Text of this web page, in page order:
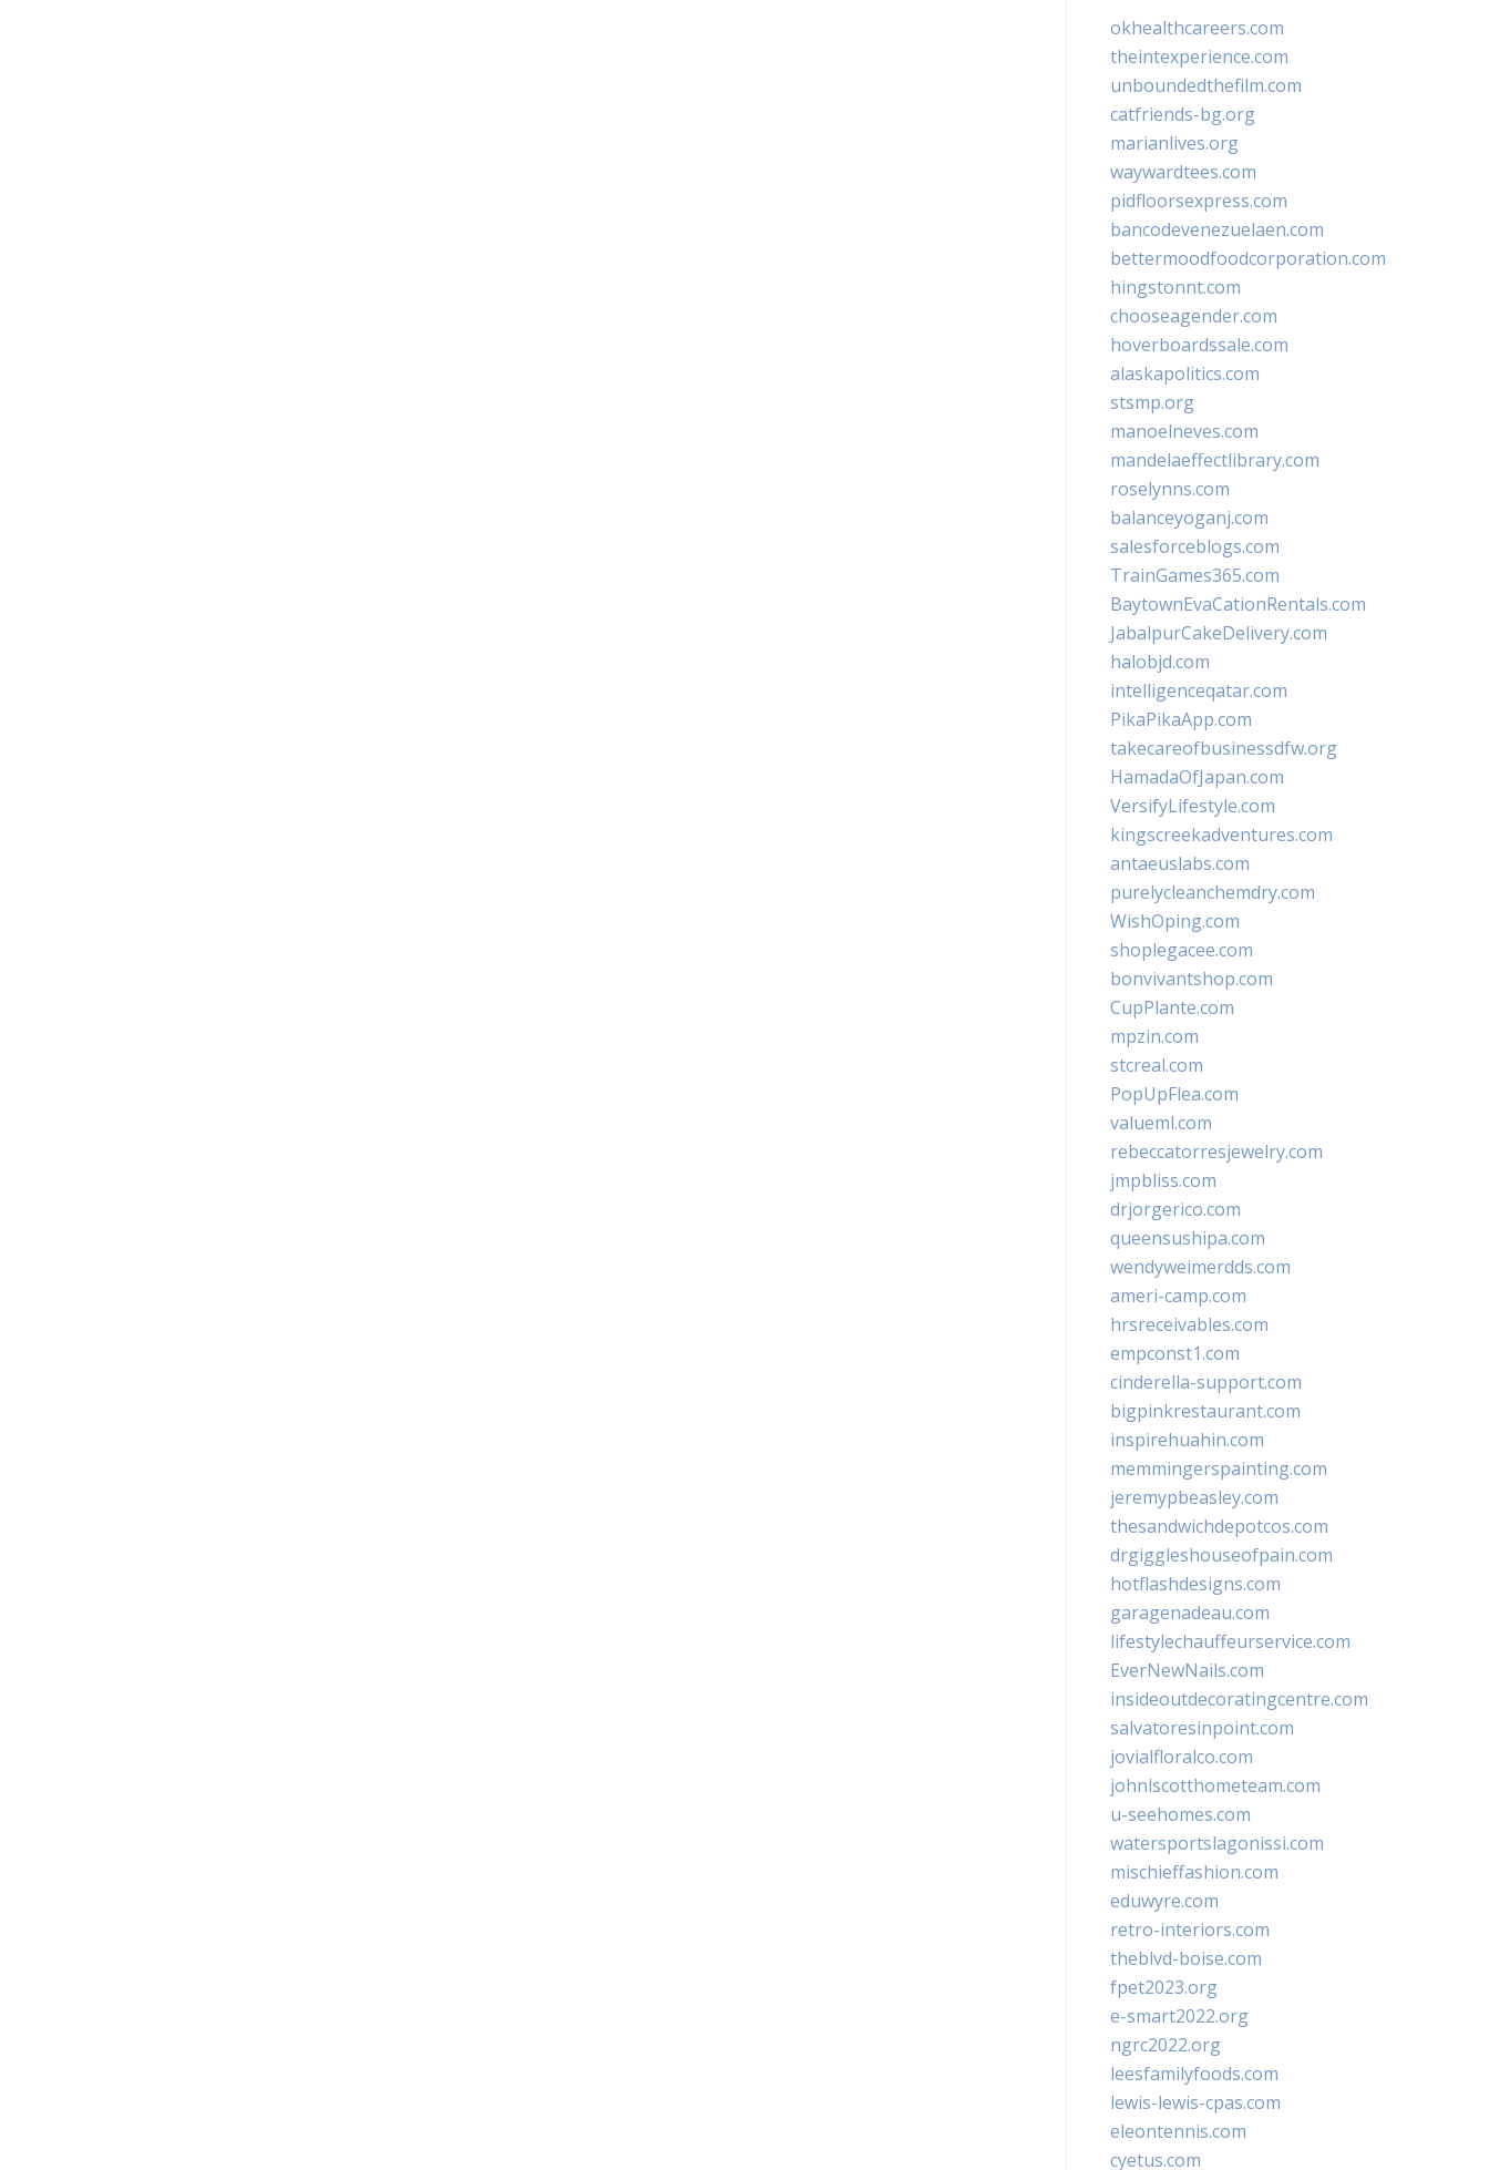
okhealthcareers.com
theintexperience.com
unboundedthefilm.com
catfriends-bg.org
marianlives.org
waywardtees.com
pidfloorsexpress.com
bancodevenezuelaen.com
bettermoodfoodcorporation.com
hingstonnt.com
chooseagender.com
hoverboardssale.com
alaskapolitics.com
stsmp.org
manoelneves.com
mandelaeffectlibrary.com
roselynns.com
balanceyoganj.com
salesforceblogs.com
TrainGames365.com
BaytownEvaCationRentals.com
JabalpurCakeDelivery.com
halobjd.com
intelligenceqatar.com
PikaPikaApp.com
takecareofbusinessdfw.org
HamadaOfJapan.com
VersifyLifestyle.com
kingscreekadventures.com
antaeuslabs.com
purelycleanchemdry.com
WishOping.com
shoplegacee.com
bonvivantshop.com
CupPlante.com
mpzin.com
stcreal.com
PopUpFlea.com
valueml.com
rebeccatorresjewelry.com
jmpbliss.com
drjorgerico.com
queensushipa.com
wendyweimerdds.com
ameri-camp.com
hrsreceivables.com
empconst1.com
cinderella-support.com
bigpinkrestaurant.com
inspirehuahin.com
memmingerspainting.com
jeremypbeasley.com
thesandwichdepotcos.com
drgiggleshouseofpain.com
hotflashdesigns.com
garagenadeau.com
lifestylechauffeurservice.com
EverNewNails.com
insideoutdecoratingcentre.com
salvatoresinpoint.com
jovialfloralco.com
johnlscotthometeam.com
u-seehomes.com
watersportslagonissi.com
mischieffashion.com
eduwyre.com
retro-interiors.com
theblvd-boise.com
fpet2023.org
e-smart2022.org
ngrc2022.org
leesfamilyfoods.com
lewis-lewis-cpas.com
eleontennis.com
cyetus.com